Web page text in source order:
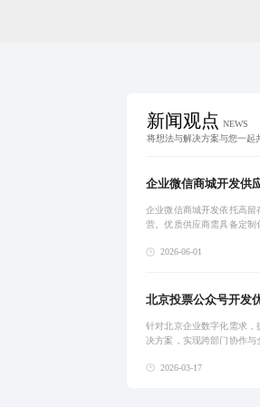
新闻观点 NEWS
将想法与解决方案与您一起
企业微信商城开发供
企业微信商城开发依托高留
营。优质供应商需具备定制
务机制，可显著
2026-06-01
北京投票公众号开发
针对北京企业数字化需求
决方案，实现跨部门协作与
升决策效率与透
2026-03-17